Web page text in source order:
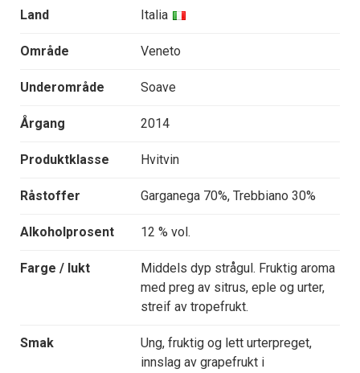
Land Italia
Område Veneto
Underområde Soave
Årgang 2014
Produktklasse Hvitvin
Råstoffer Garganega 70%, Trebbiano 30%
Alkoholprosent 12 % vol.
Farge / lukt
Middels dyp strågul. Fruktig aroma
med preg av sitrus, eple og urter,
streif av tropefrukt.
Smak
Ung, fruktig og lett urterpreget,
innslag av grapefrukt i